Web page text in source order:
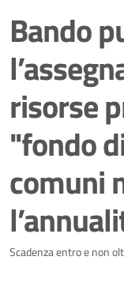
Bando
risorse
"fondo
comuni
Dettagli
Scadenza entro e non